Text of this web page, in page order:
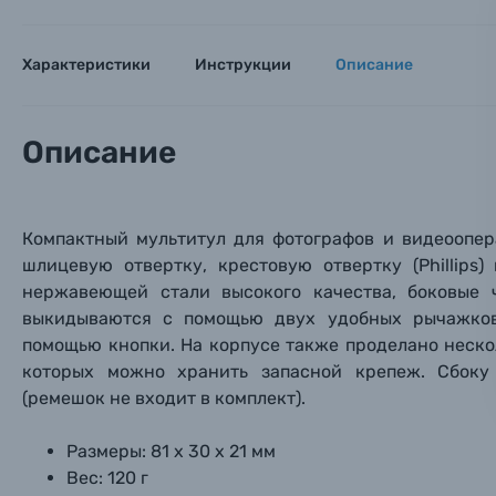
Электроника
Осветительное оборудование
Фоторамки
Фотоальбомы
Книги о фотографии, альбомы известных
Вами с
Характеристики Инструкции Описание
Описание
Компактный мультитул для фотографов и
шлицевую отвертку, крестовую отвертку (Phillips)
нержавеющей стали высокого качества,
выкидываются с помощью двух удобных
помощью кнопки. На корпусе также проделано
которых можно хранить запасной крепеж.
(ремешок не входит в комплект).
Размеры: 81 х 30 х 21 мм
Вес: 120 г